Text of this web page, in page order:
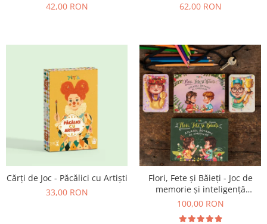
42,00 RON
62,00 RON
Cărți de Joc - Păcălici cu Artiști
33,00 RON
Flori, Fete și Băieți - Joc de
memorie și inteligență
emoțională
100,00 RON